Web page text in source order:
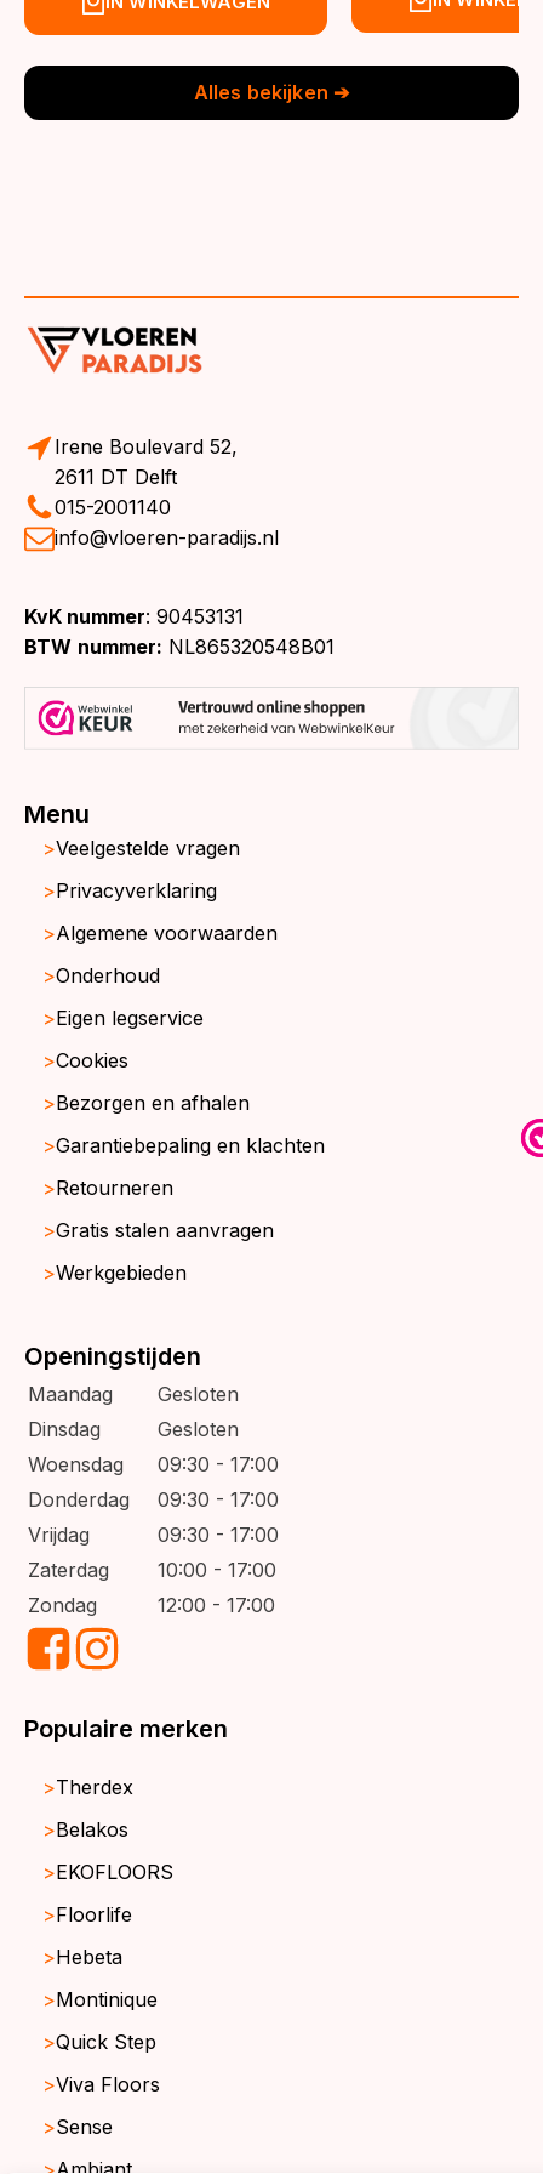
Alles bekijken ➔
Irene Boulevard 52,
2611 DT Delft
015-2001140
info@vloeren-paradijs.nl
KvK nummer: 90453131
BTW nummer: NL865320548B01
Menu
Veelgestelde vragen
Privacyverklaring
Algemene voorwaarden
Onderhoud
Eigen legservice
Cookies
Bezorgen en afhalen
Garantiebepaling en klachten
Retourneren
Gratis stalen aanvragen
Werkgebieden
Openingstijden
Maandag
Gesloten
Dinsdag
Gesloten
Woensdag
09:30 - 17:00
Donderdag
09:30 - 17:00
Vrijdag
09:30 - 17:00
Zaterdag
10:00 - 17:00
Zondag
12:00 - 17:00
Populaire merken
Therdex
Belakos
EKOFLOORS
Floorlife
Hebeta
Montinique
Quick Step
Viva Floors
Sense